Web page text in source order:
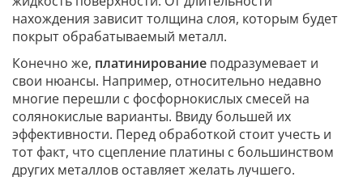
нахождения зависит толщина слоя, которым будет
покрыт обрабатываемый металл.
Конечно же, платинирование подразумевает и
свои нюансы. Например, относительно недавно
многие перешли с фосфорнокислых смесей на
солянокислые варианты. Ввиду большей их
эффективности. Перед обработкой стоит учесть и
тот факт, что сцепление платины с большинством
других металлов оставляет желать лучшего.